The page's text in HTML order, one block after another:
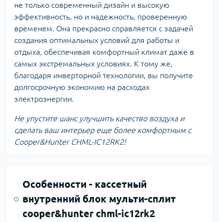
не только современный дизайн и высокую
эффективность, но и надежность, проверенную
временем. Она прекрасно справляется с задачей
создания оптимальных условий для работы и
отдыха, обеспечивая комфортный климат даже в
самых экстремальных условиях. К тому же,
благодаря инверторной технологии, вы получите
долгосрочную экономию на расходах
электроэнергии.
Не упустите шанс улучшить качество воздуха и
сделать ваш интерьер еще более комфортным с
Cooper&Hunter CHML-IC12RK2!
Особенности - кассетный
внутренний блок мульти-сплит
cooper&hunter chml-ic12rk2